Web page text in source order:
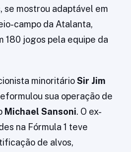
se mostrou adaptável em
campo da Atalanta,
180 jogos pela equipe da
minoritárioSir Jim
sua operação de
Michael Sansoni. O ex-
na Fórmula 1 teve
de alvos,